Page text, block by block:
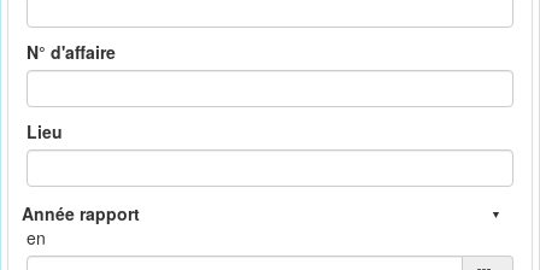
N° d'affaire
Lieu
en